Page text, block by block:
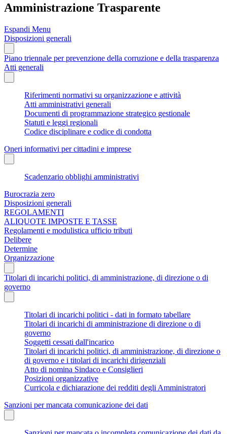
Amministrazione Trasparente
Espandi Menu
Disposizioni generali
Piano triennale per prevenzione della corruzione e della trasparenza
Atti generali
Riferimenti normativi su organizzazione e attività
Atti amministrativi generali
Documenti di programmazione strategico gestionale
Statuti e leggi regionali
Codice disciplinare e codice di condotta
Oneri informativi per cittadini e imprese
Scadenzario obblighi amministrativi
Burocrazia zero
Disposizioni generali
REGOLAMENTI
ALIQUOTE IMPOSTE E TASSE
Regolamenti e modulistica ufficio tributi
Delibere
Determine
Organizzazione
Titolari di incarichi politici, di amministrazione, di direzione o di
governo
Titolari di incarichi politici - dati in formato tabellare
Titolari di incarichi di amministrazione di direzione o di
governo
Soggetti cessati dall'incarico
Titolari di incarichi politici, di amministrazione, di direzione o
di governo e i titolari di incarichi dirigenziali
Atto di nomina Sindaco e Consiglieri
Posizioni organizzative
Curricola e dichiarazione dei redditi degli Amministratori
Sanzioni per mancata comunicazione dei dati